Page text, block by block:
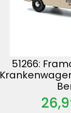
51266: